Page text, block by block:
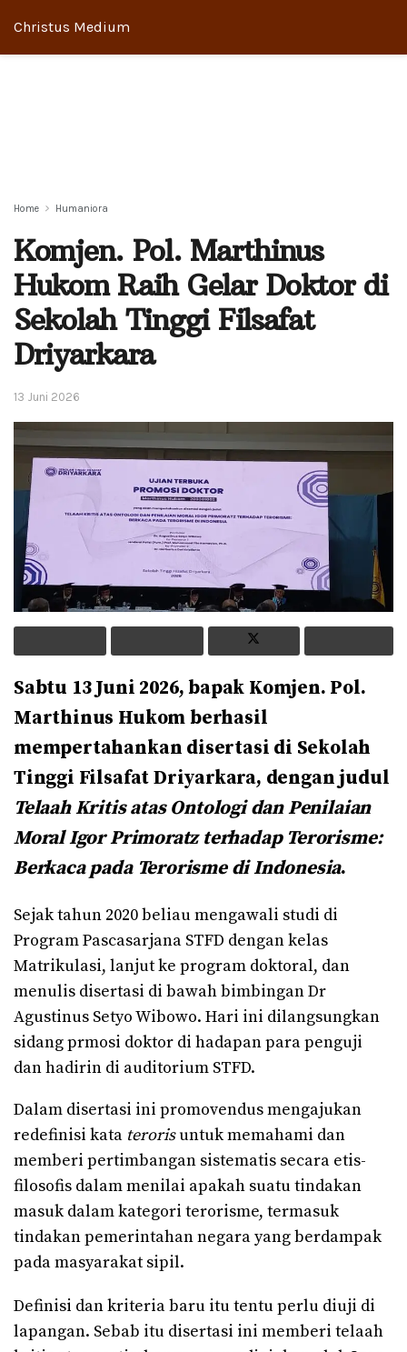
Christus Medium
Home Humaniora
Komjen. Pol. Marthinus
Hukom Raih Gelar Doktor di
Sekolah Tinggi Filsafat
Driyarkara
13 Juni 2026
Sabtu 13 Juni 2026, bapak Komjen. Pol.
Marthinus Hukom berhasil
mempertahankan disertasi di Sekolah
Tinggi Filsafat Driyarkara, dengan judul
Telaah Kritis atas Ontologi dan Penilaian
Moral Igor Primoratz terhadap Terorisme:
Berkaca pada Terorisme di Indonesia.
Sejak tahun 2020 beliau mengawali studi di
Program Pascasarjana STFD dengan kelas
Matrikulasi, lanjut ke program doktoral, dan
menulis disertasi di bawah bimbingan Dr
Agustinus Setyo Wibowo. Hari ini dilangsungkan
sidang prmosi doktor di hadapan para penguji
dan hadirin di auditorium STFD.
Dalam disertasi ini promovendus mengajukan
redefinisi kata terorisuntuk memahami dan
memberi pertimbangan sistematis secara etis-
filosofis dalam menilai apakah suatu tindakan
masuk dalam kategori terorisme, termasuk
tindakan pemerintahan negara yang berdampak
pada masyarakat sipil.
Definisi dan kriteria baru itu tentu perlu diuji di
lapangan. Sebab itu disertasi ini memberi telaah